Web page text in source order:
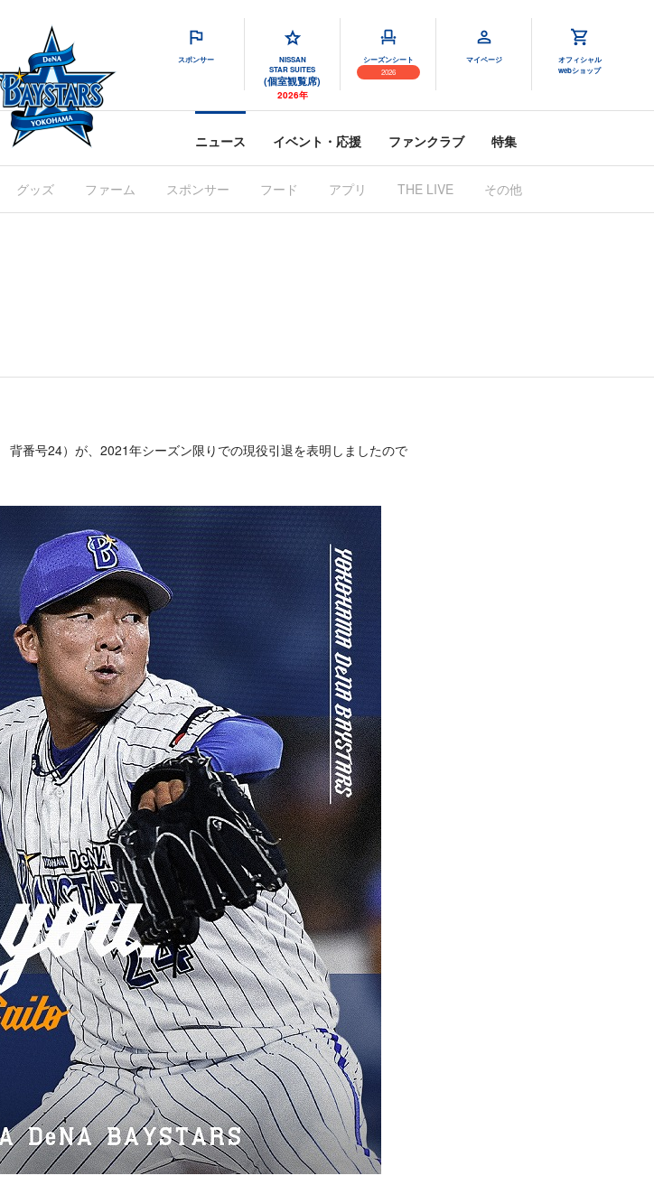
スポンサー
NISSAN
STAR SUITES
(個室観覧席)
2026年
シーズンシート
2026
マイページ
オフィシャル
webショップ
ニュース イベント・応援 ファンクラブ 特集
グッズ ファーム スポンサー フード アプリ THE LIVE その他
番号24）が、2021年シーズン限りでの現役引退を表明しましたので